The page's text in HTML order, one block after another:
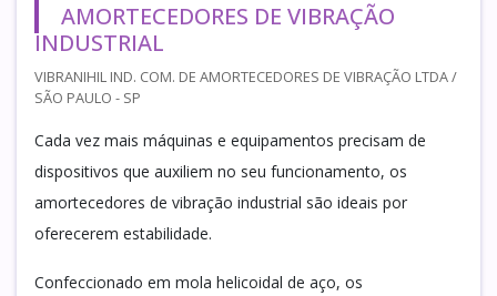
AMORTECEDORES DE VIBRAÇÃO
INDUSTRIAL
VIBRANIHIL IND. COM. DE AMORTECEDORES DE VIBRAÇÃO LTDA /
SÃO PAULO - SP
Cada vez mais máquinas e equipamentos precisam de
dispositivos que auxiliem no seu funcionamento, os
amortecedores de vibração industrial são ideais por
oferecerem estabilidade.
Confeccionado em mola helicoidal de aço, os